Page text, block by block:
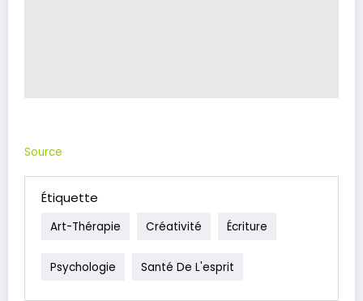
Source
Étiquette
Art-Thérapie Créativité Écriture
Psychologie Santé De L'esprit